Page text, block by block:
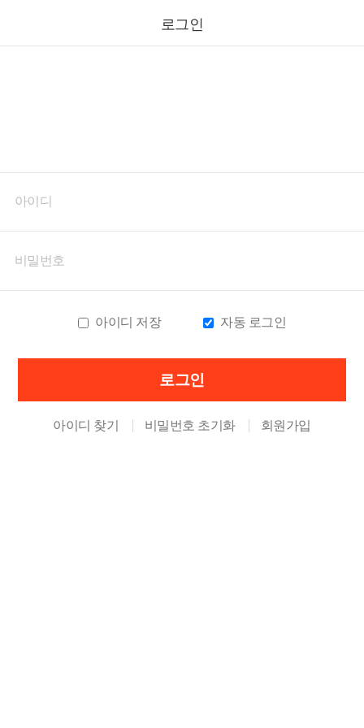
로그인
아이디 저장 자동 로그인
아이디 찾기 비밀번호 초기화 회원가입